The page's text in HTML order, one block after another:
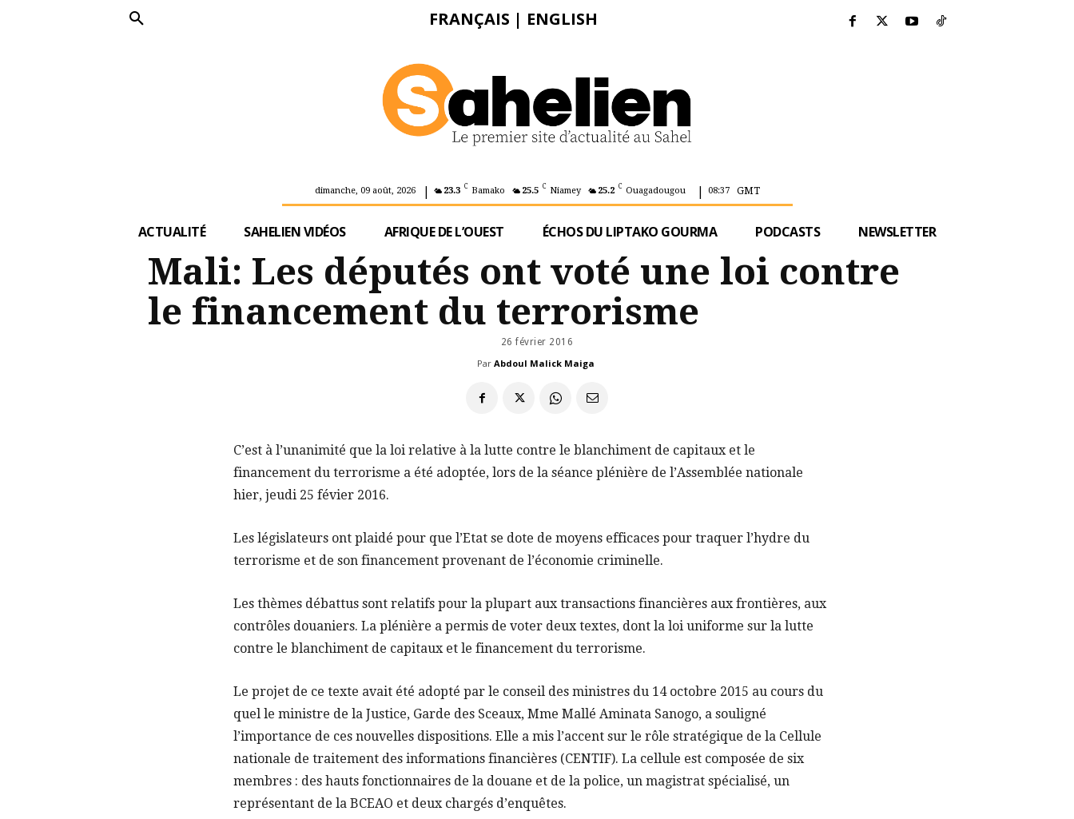
FRANÇAIS | ENGLISH
dimanche, 09 août, 2026 | 23.3 C Bamako 25.5 C Niamey 25.2 C Ouagadougou | 08:37 GMT
ACTUALITÉ SAHELIEN VIDÉOS AFRIQUE DE L’OUEST ÉCHOS DU LIPTAKO GOURMA PODCASTS NEWSLETTER
Mali: Les députés ont voté une loi contre
le financement du terrorisme
26 février 2016
Par Abdoul Malick Maiga
C’est à l’unanimité que la loi relative à la lutte contre le blanchiment de capitaux et le
financement du terrorisme a été adoptée, lors de la séance plénière de l’Assemblée nationale
hier, jeudi 25 févier 2016.
Les législateurs ont plaidé pour que l’Etat se dote de moyens efficaces pour traquer l’hydre du
terrorisme et de son financement provenant de l’économie criminelle.
Les thèmes débattus sont relatifs pour la plupart aux transactions financières aux frontières, aux
contrôles douaniers. La plénière a permis de voter deux textes, dont la loi uniforme sur la lutte
contre le blanchiment de capitaux et le financement du terrorisme.
Le projet de ce texte avait été adopté par le conseil des ministres du 14 octobre 2015 au cours du
quel le ministre de la Justice, Garde des Sceaux, Mme Mallé Aminata Sanogo, a souligné
l’importance de ces nouvelles dispositions. Elle a mis l’accent sur le rôle stratégique de la Cellule
nationale de traitement des informations financières (CENTIF). La cellule est composée de six
membres : des hauts fonctionnaires de la douane et de la police, un magistrat spécialisé, un
représentant de la BCEAO et deux chargés d’enquêtes.